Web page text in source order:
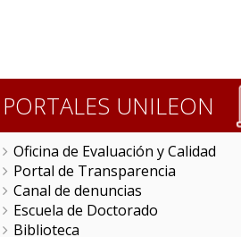
PORTALES UNILEON
Oficina de Evaluación y Calidad
Portal de Transparencia
Canal de denuncias
Escuela de Doctorado
Biblioteca